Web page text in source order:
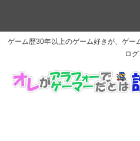
ゲーム歴30年以上のゲーム好きが、ゲー
ログ